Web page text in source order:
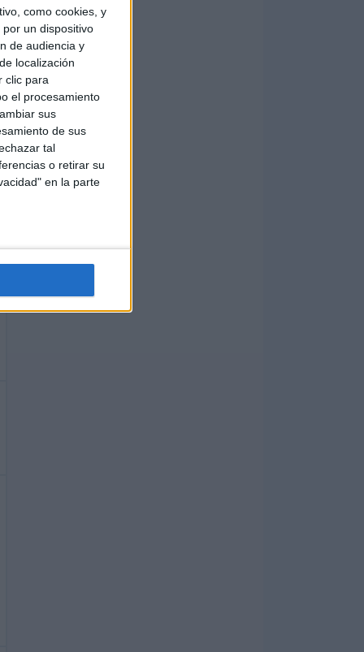
como cookies, y
un dispositivo
de audiencia y
localización
clic para
el procesamiento
sus
de sus
tal
o retirar su
en la parte